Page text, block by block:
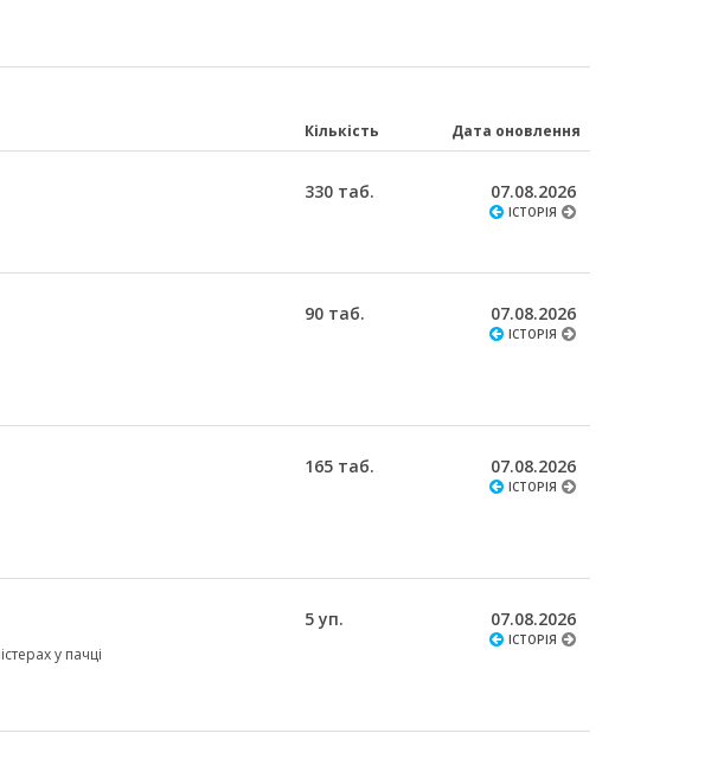
Кількість Дата оновлення
330 таб. 07.08.2026
ІСТОРІЯ
90 таб. 07.08.2026
ІСТОРІЯ
165 таб. 07.08.2026
ІСТОРІЯ
у пачці
5 уп. 07.08.2026
ІСТОРІЯ